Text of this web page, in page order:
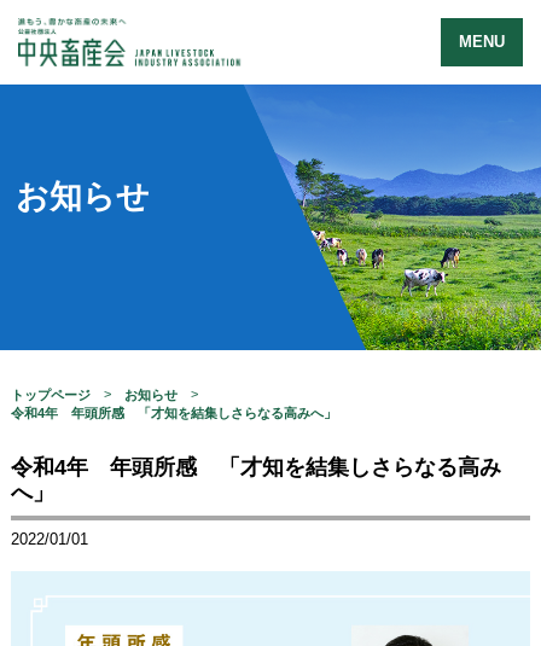
MENU
お知らせ
トップページ
お知らせ
令和4年 年頭所感 「才知を結集しさらなる高みへ」
令和4年 年頭所感 「才知を結集しさらなる高み
へ」
2022/01/01